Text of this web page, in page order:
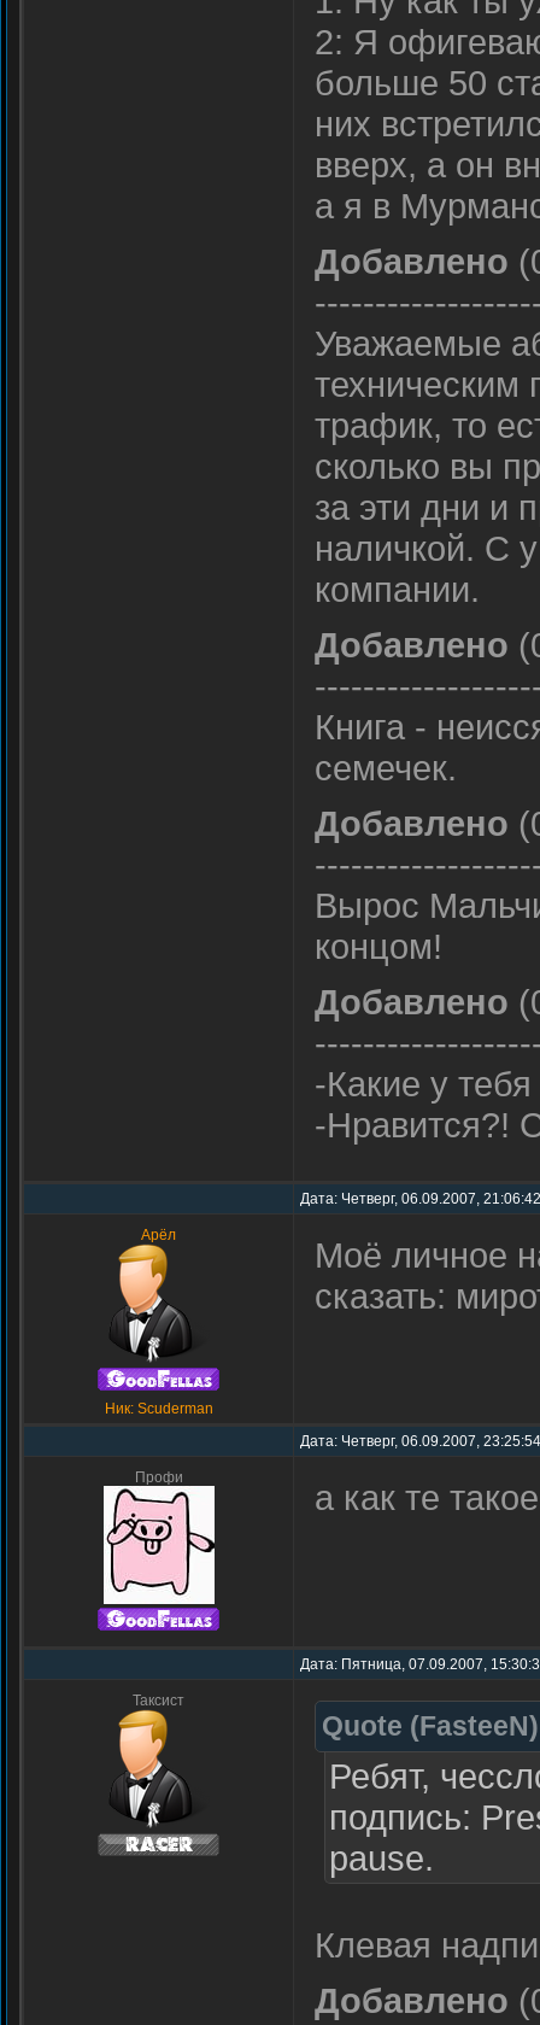
2: Я
больше 50
них
вверх, а он
а я в
Добавлено
Уважаемые
техническим
трафик, то
сколько вы
за эти дни и
наличкой. С
компании.
Добавлено
Книга -
семечек.
Добавлено
Вырос
концом!
Добавлено
-Какие у
-Нравится?!
Дата: Четверг, 06.09.2007,
Арёл
Ник: Scuderman
Моё личное
сказать:
Дата: Четверг, 06.09.2007,
Профи а как те
Дата: Пятница, 07.09.2007,
Таксист
Quote (FasteeN)
Ребят,
подпись:
pause.
Клевая
Добавлено